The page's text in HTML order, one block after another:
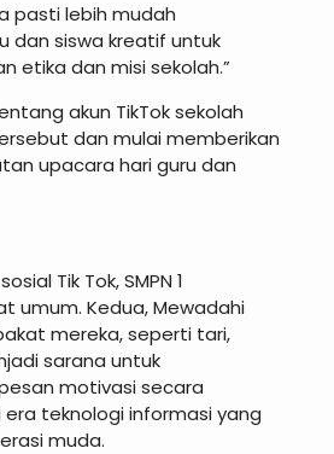
pasti lebih mudah
dan siswa kreatif untuk
etika dan misi sekolah.”
akun TikTok sekolah
dan mulai memberikan
upacara hari guru dan
Tik Tok, SMPN 1
umum. Kedua, Mewadahi
mereka, seperti tari,
sarana untuk
motivasi secara
teknologi informasi yang
muda.